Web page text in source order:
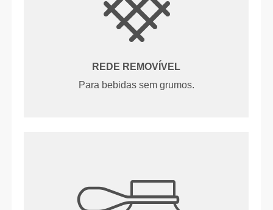
REDE REMOVÍVEL
Para bebidas sem grumos.